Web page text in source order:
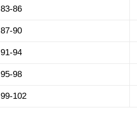
83-86
87-90
91-94
95-98
99-102